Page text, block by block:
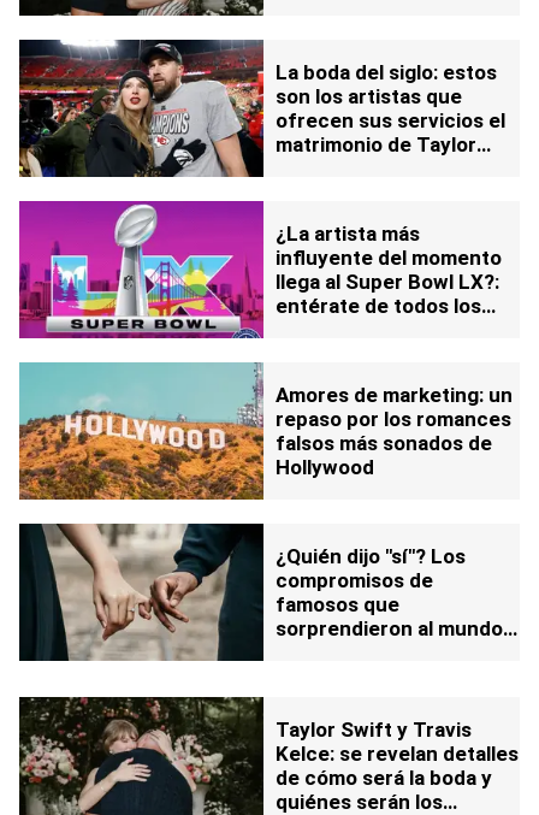
La boda del siglo: estos
son los artistas que
ofrecen sus servicios el
matrimonio de Taylor
¿La artista más
influyente del momento
llega al Super Bowl LX?:
entérate de todos los
Amores de marketing: un
repaso por los romances
falsos más sonados de
Hollywood
¿Quién dijo "sí"? Los
compromisos de
famosos que
sorprendieron al mundo
Taylor Swift y Travis
Kelce: se revelan detalles
de cómo será la boda y
quiénes serán los